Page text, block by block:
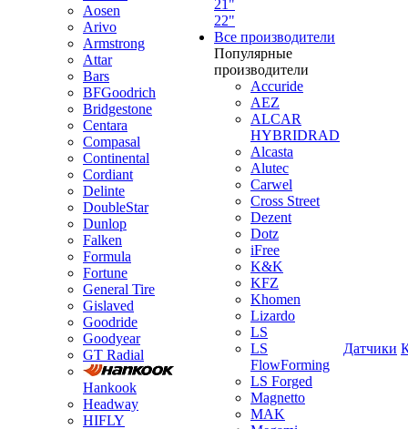
Aosen
Arivo
Armstrong
Attar
Bars
BFGoodrich
Bridgestone
Centara
Compasal
Continental
Cordiant
Delinte
DoubleStar
Dunlop
Falken
Formula
Fortune
General Tire
Gislaved
Goodride
Goodyear
GT Radial
Hankook
Headway
HIFLY
21"
22"
Все производители
Популярные
производители
Accuride
AEZ
ALCAR
HYBRIDRAD
Alcasta
Alutec
Carwel
Cross Street
Dezent
Dotz
iFree
K&K
KFZ
Khomen
Lizardo
LS
LS
FlowForming
LS Forged
Magnetto
MAK
Датчики